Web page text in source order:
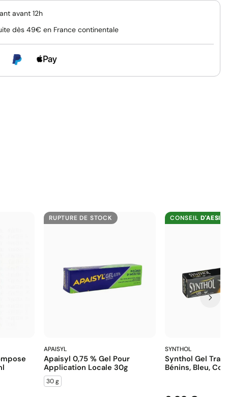
avant 12h
dès 49€ en France continentale
RUPTURE DE STOCK
APAISYL
Apaisyl 0,75 % Gel Pour
Application Locale 30g
30 g
CONSEILD'AESIEL
SYNTHOL
Synthol Gel
Bénins, Bleu,